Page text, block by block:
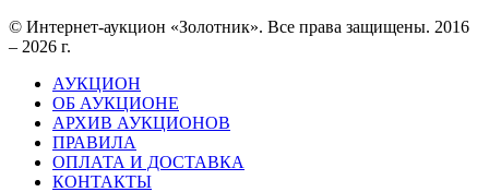
© Интернет-аукцион «Золотник». Все права защищены. 2016
– 2026 г.
АУКЦИОН
ОБ АУКЦИОНЕ
АРХИВ АУКЦИОНОВ
ПРАВИЛА
ОПЛАТА И ДОСТАВКА
КОНТАКТЫ